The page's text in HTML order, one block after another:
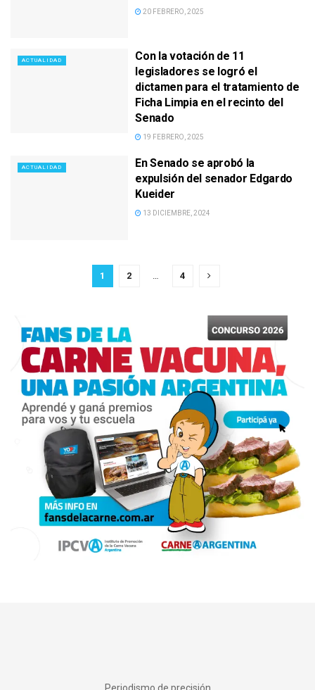
20 FEBRERO, 2025
ACTUALIDAD
Con la votación de 11
legisladores se logró el
dictamen para el tratamiento de
Ficha Limpia en el recinto del
Senado
19 FEBRERO, 2025
ACTUALIDAD
En Senado se aprobó la
expulsión del senador Edgardo
Kueider
13 DICIEMBRE, 2024
1 2 4